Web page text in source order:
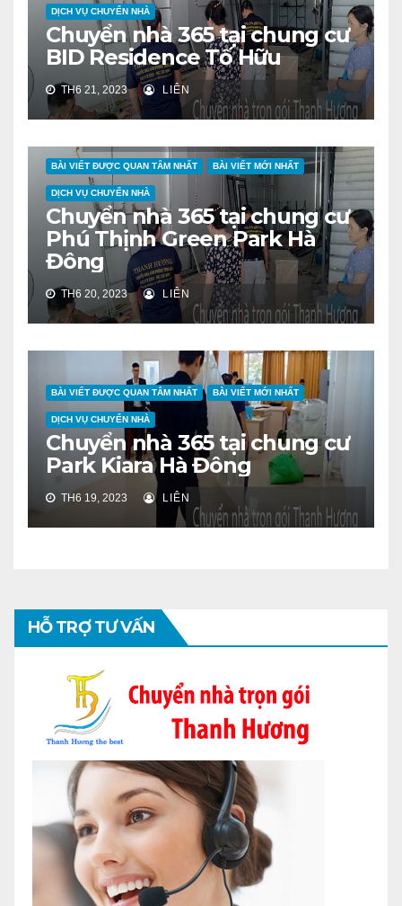
DỊCH VỤ CHUYỂN NHÀ
Chuyển nhà 365 tại chung cư
BID Residence Tố Hữu
TH6 21, 2023 LIÊN
BÀI VIẾT ĐƯỢC QUAN TÂM NHẤT BÀI VIẾT MỚI NHẤT
DỊCH VỤ CHUYỂN NHÀ
Chuyển nhà 365 tại chung cư
Phú Thịnh Green Park Hà
Đông
TH6 20, 2023 LIÊN
BÀI VIẾT ĐƯỢC QUAN TÂM NHẤT BÀI VIẾT MỚI NHẤT
DỊCH VỤ CHUYỂN NHÀ
Chuyển nhà 365 tại chung cư
Park Kiara Hà Đông
TH6 19, 2023 LIÊN
HỖ TRỢ TƯ VẤN